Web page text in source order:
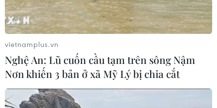
vietnamplus.vn
Nghệ An: Lũ cuốn cầu tạm trên sông Nậm
Nơn khiến 3 bản ở xã Mỹ Lý bị chia cắt